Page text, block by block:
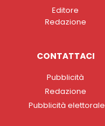
Editore
Redazione
CONTATTACI
Pubblicità
Redazione
Pubblicità elettorale